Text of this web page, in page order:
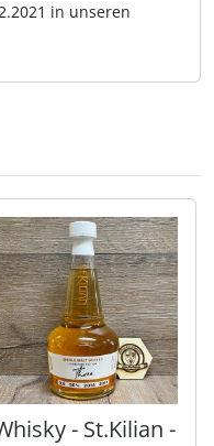
in unseren
Sie mit der Tab-
- St.Kilian -